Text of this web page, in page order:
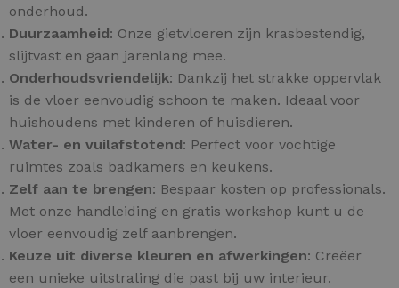
onderhoud.
Duurzaamheid: Onze gietvloeren zijn krasbestendig,
slijtvast en gaan jarenlang mee.
Onderhoudsvriendelijk: Dankzij het strakke oppervlak
is de vloer eenvoudig schoon te maken. Ideaal voor
huishoudens met kinderen of huisdieren.
Water- en vuilafstotend: Perfect voor vochtige
ruimtes zoals badkamers en keukens.
Zelf aan te brengen: Bespaar kosten op professionals.
Met onze handleiding en gratis workshop kunt u de
vloer eenvoudig zelf aanbrengen.
Keuze uit diverse kleuren en afwerkingen: Creëer
een unieke uitstraling die past bij uw interieur.